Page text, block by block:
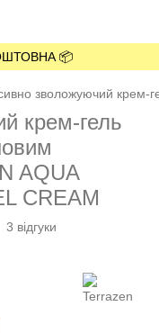
📦
зволожуючий крем-
крем-гель
AQUA
CREAM
3 відгуки